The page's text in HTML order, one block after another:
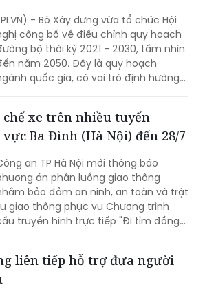
- Bộ Xây dựng vừa tổ chức Hội
công bố về điều chỉnh quy hoạch
bộ thời kỳ 2021 - 2030, tầm nhìn
năm 2050. Đây là quy hoạch
quốc gia, có vai trò định hướng
động nguồn lực đầu tư, tăng
liên kết vùng và kết nối các
biển, cảng hàng không cùng các
mối giao thông quan trọng.
chế xe trên nhiều tuyến
Ba Đình (Hà Nội) đến 28/7
an TP Hà Nội mới thông báo
án phân luồng giao thông
bảo đảm an ninh, an toàn và trật
giao thông phục vụ Chương trình
truyền hình trực tiếp "Đi tìm đồng
hùng liệt sĩ, phường Ba Đình.
liên tiếp hỗ trợ đưa người